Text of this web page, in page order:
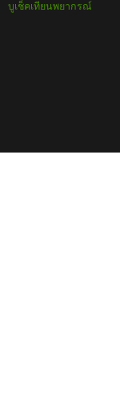
บูเช็คเทียนพยากรณ์